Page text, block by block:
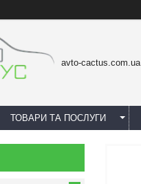
avto-cactus.com.ua
ТОВАРИ ТА ПОСЛУГИ